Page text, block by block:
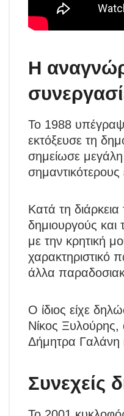
Η
Το 1988
εκτόξευσε τη
σημείωσε
σημαντικότερους
Κατά τη
δημιουργούς και
με την κρητική
χαρακτηριστικό
άλλα
Ο ίδιος είχε
Νίκος Ξυλούρης,
Δήμητρα Γαλάνη
Συνεχείς